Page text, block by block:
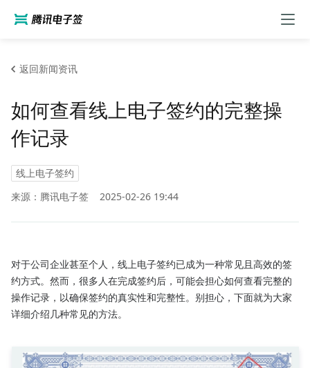
返回新闻资讯
如何查看线上电子签约的完整操
作记录
线上电子签约
来源：腾讯电子签
2025-02-26 19:44
对于公司企业甚至个人，线上电子签约已成为一种常见且高效的签
约方式。然而，很多人在完成签约后，可能会担心如何查看完整的
操作记录，以确保签约的真实性和完整性。别担心，下面就为大家
详细介绍几种常见的方法。